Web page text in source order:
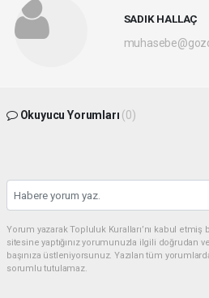
SADIK HALLAÇ
Okuyucu Yorumları (0)
Yorum yazarak Topluluk Kuralları’nı kabul
sitesine yaptığınız yorumunuzla ilgili doğrudan
başınıza üstleniyorsunuz. Yazılan tüm
sorumlu tutulamaz.